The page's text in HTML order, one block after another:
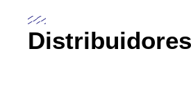
Distribuidores